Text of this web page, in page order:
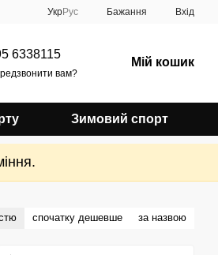
УкрРус Бажання Вхід
6338115
вам?
Мій кошик
Зимовий спорт
спочатку дешевше за назвою